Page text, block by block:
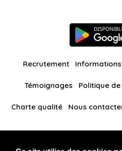
Recrutement Informations
Témoignages Politique
Charte qualité Nous